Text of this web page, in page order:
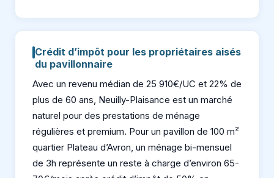
Crédit d’impôt pour les propriétaires aisés
du pavillonnaire
Avec un revenu médian de 25 910€/UC et 22% de
plus de 60 ans, Neuilly-Plaisance est un marché
naturel pour des prestations de ménage
régulières et premium. Pour un pavillon de 100 m²
quartier Plateau d’Avron, un ménage bi-mensuel
de 3h représente un reste à charge d’environ 65-